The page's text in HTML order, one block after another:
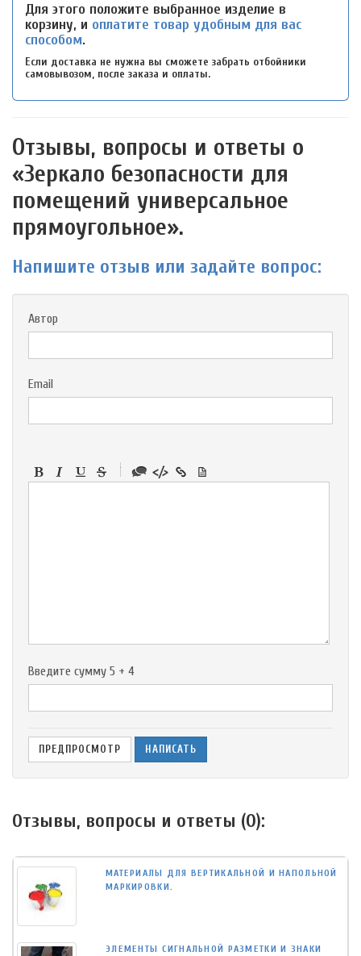
Для этого положите выбранное изделие в
корзину, и оплатите товар удобным для вас
способом.
Если доставка не нужна вы сможете забрать отбойники
самовывозом, после заказа и оплаты.
Отзывы, вопросы и ответы о
«Зеркало безопасности для
помещений универсальное
прямоугольное».
Напишите отзыв или задайте вопрос:
Автор
Email
-
-
Введите сумму 5 + 4
Отзывы, вопросы и ответы (0):
МАТЕРИАЛЫ ДЛЯ ВЕРТИКАЛЬНОЙ И НАПОЛЬНОЙ
МАРКИРОВКИ.
ЭЛЕМЕНТЫ СИГНАЛЬНОЙ РАЗМЕТКИ И ЗНАКИ